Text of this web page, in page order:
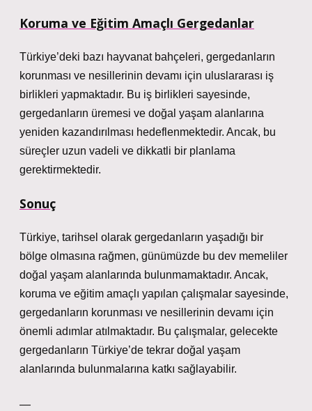
Koruma ve Eğitim Amaçlı Gergedanlar
Türkiye’deki bazı hayvanat bahçeleri, gergedanların
korunması ve nesillerinin devamı için uluslararası iş
birlikleri yapmaktadır. Bu iş birlikleri sayesinde,
gergedanların üremesi ve doğal yaşam alanlarına
yeniden kazandırılması hedeflenmektedir. Ancak, bu
süreçler uzun vadeli ve dikkatli bir planlama
gerektirmektedir.
Sonuç
Türkiye, tarihsel olarak gergedanların yaşadığı bir
bölge olmasına rağmen, günümüzde bu dev memeliler
doğal yaşam alanlarında bulunmamaktadır. Ancak,
koruma ve eğitim amaçlı yapılan çalışmalar sayesinde,
gergedanların korunması ve nesillerinin devamı için
önemli adımlar atılmaktadır. Bu çalışmalar, gelecekte
gergedanların Türkiye’de tekrar doğal yaşam
alanlarında bulunmalarına katkı sağlayabilir.
—